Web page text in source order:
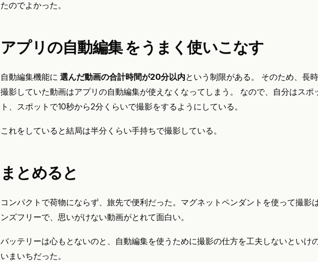
たのでよかった。
アプリの自動編集 をうまく使いこなす
自動編集機能に 選んだ動画の合計時間が20分以内という制限がある。 そのため、長
撮影していた動画はアプリの自動編集が使えなくなってしまう。 なので、自分はスポ
ト、スポットで10秒から2分くらいで撮影をするようにしている。
これをしていると結局は半分くらい手持ちで撮影している。
まとめると
コンパクトで荷物にならず、旅先で便利だった。マグネットペンダントを使って撮影
ンズフリーで、思いがけない動画がとれて面白い。
バッテリーは心もとないのと、自動編集を使うために撮影の仕方を工夫しないといけ
いまいちだった。